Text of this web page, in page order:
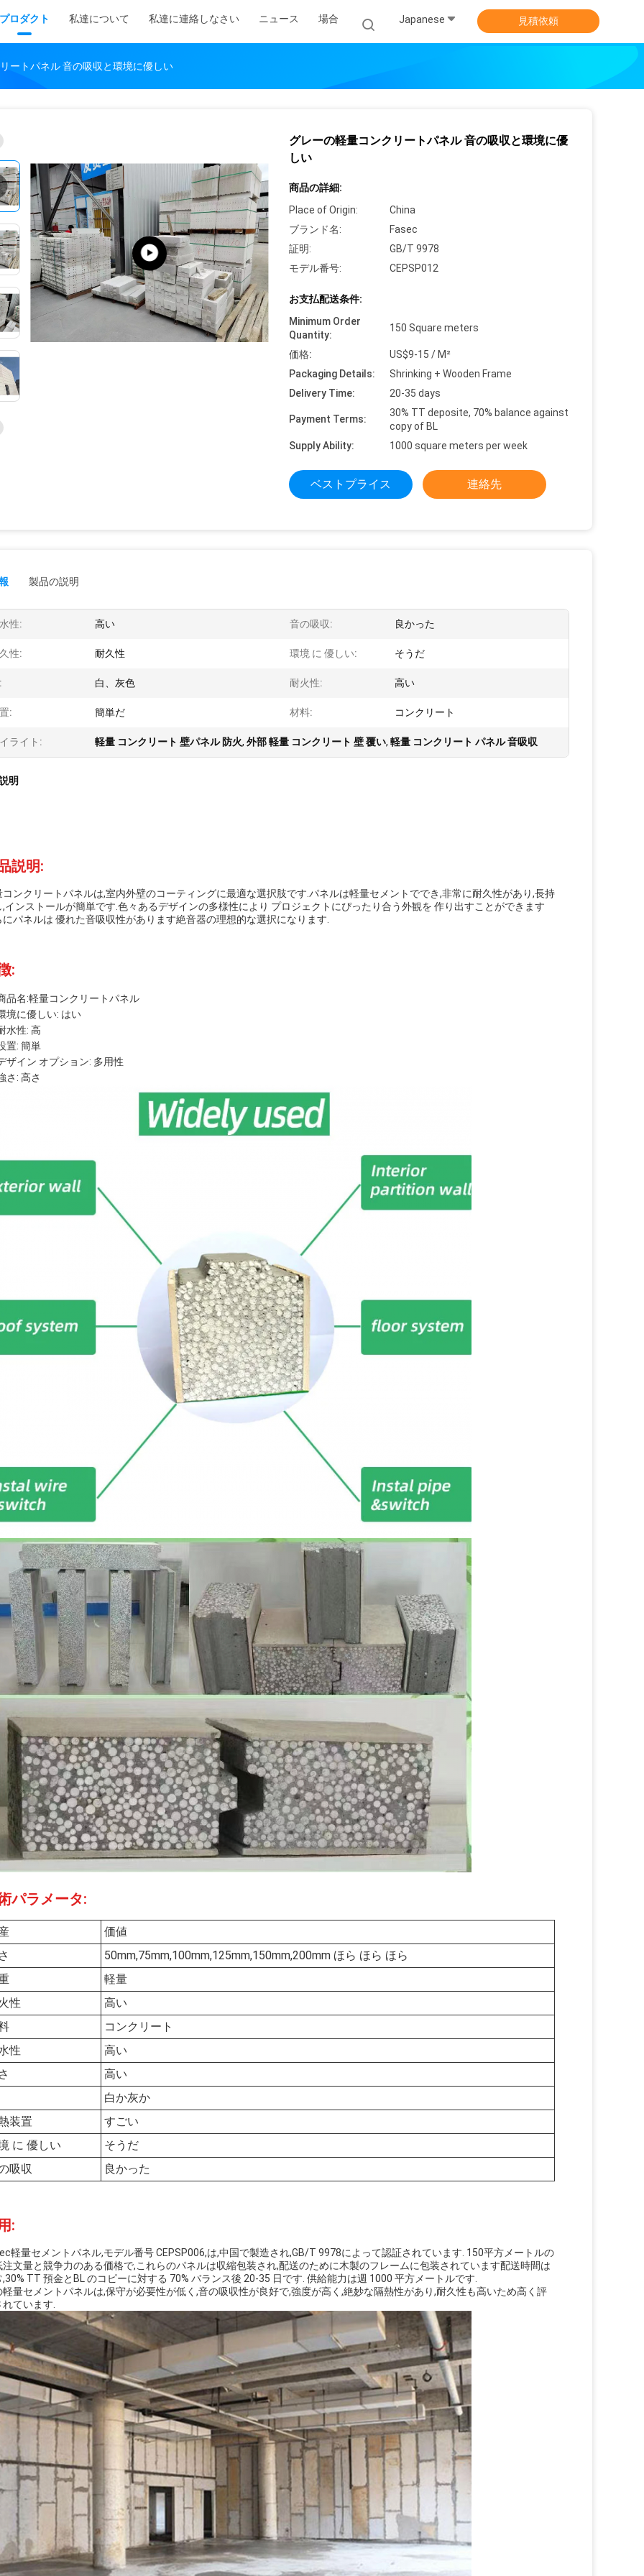
プロダクト 私達について 私達に連絡しなさい ニュース 場合 Japanese 見積依頼
ートパネル 音の吸収と環境に優しい
グレーの軽量コンクリートパネル 音の吸収と環境に優
しい
商品の詳細:
Place of Origin:
China
ブランド名:
Fasec
証明:
GB/T 9978
モデル番号:
CEPSP012
お支払配送条件:
Minimum Order
Quantity:
150 Square meters
価格:
US$9-15 / M²
Packaging Details:
Shrinking + Wooden Frame
Delivery Time:
20-35 days
Payment Terms:
30% TT deposite, 70% balance against
copy of BL
Supply Ability:
1000 square meters per week
ベストプライス 連絡先
製品の説明
性: 高い 音の吸収: 良かった
性: 耐久性 環境 に 優しい: そうだ
白、灰色 耐火性: 高い
: 簡単だ 材料: コンクリート
ライト: 軽量 コンクリート 壁パネル 防火, 外部 軽量 コンクリート 壁 覆い, 軽量 コンクリート パネル 音吸収
明
説明:
コンクリートパネルは,室内外壁のコーティングに最適な選択肢です.パネルは軽量セメントででき,非常に耐久性があり,長持
,インストールが簡単です.色々あるデザインの多様性により プロジェクトにぴったり合う外観を 作り出すことができます
にパネルは 優れた音吸収性があります絶音器の理想的な選択になります.
:
品名:軽量コンクリートパネル
境に優しい: はい
水性: 高
置: 簡単
ザイン オプション: 多用性
さ: 高さ
パラメータ:
価値
50mm,75mm,100mm,125mm,150mm,200mm ほら ほら ほら
軽量
性
高い
コンクリート
性
高い
高い
白か灰か
装置
すごい
に 優しい
そうだ
吸収
良かった
:
軽量セメントパネル,モデル番号 CEPSP006,は,中国で製造され,GB/T 9978によって認証されています. 150平方メートルの
注文量と競争力のある価格で,これらのパネルは収縮包装され,配送のために木製のフレームに包装されています配送時間は
,30% TT 預金とBL のコピーに対する 70% バランス後 20-35 日です. 供給能力は週 1000 平方メートルです.
軽量セメントパネルは,保守が必要性が低く,音の吸収性が良好で,強度が高く,絶妙な隔熱性があり,耐久性も高いため高く評
ています.